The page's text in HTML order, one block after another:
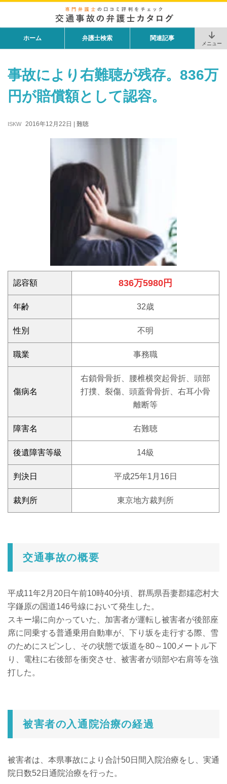
ホーム 弁護士検索 関連記事
メニュー
事故により右難聴が残存。836万
円が賠償額として認容。
ISKW 2016年12月22日 難聴
認容額 836万5980円
年齢 32歳
性別 不明
職業 事務職
傷病名
右鎖骨骨折、腰椎横突起骨折、頭部
打撲、裂傷、頭蓋骨骨折、右耳小骨
離断等
障害名 右難聴
後遺障害等級 14級
判決日 平成25年1月16日
裁判所 東京地方裁判所
交通事故の概要
平成11年2月20日午前10時40分頃、群馬県吾妻郡嬬恋村大
字鎌原の国道146号線において発生した。
スキー場に向かっていた、加害者が運転し被害者が後部座
席に同乗する普通乗用自動車が、下り坂を走行する際、雪
のためにスピンし、その状態で坂道を80～100メートル下
り、電柱に右後部を衝突させ、被害者が頭部や右肩等を強
打した。
被害者の入通院治療の経過
被害者は、本県事故により合計50日間入院治療をし、実通
院日数52日通院治療を行った。